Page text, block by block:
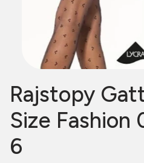
Rajstopy
Size Fashion
6